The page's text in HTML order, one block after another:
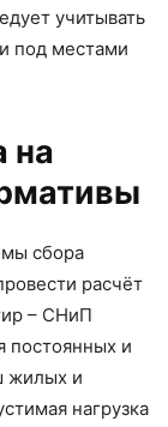
учитывать
под местами
на
сбора
расчёт
– СНиП
постоянных и
жилых и
нагрузка